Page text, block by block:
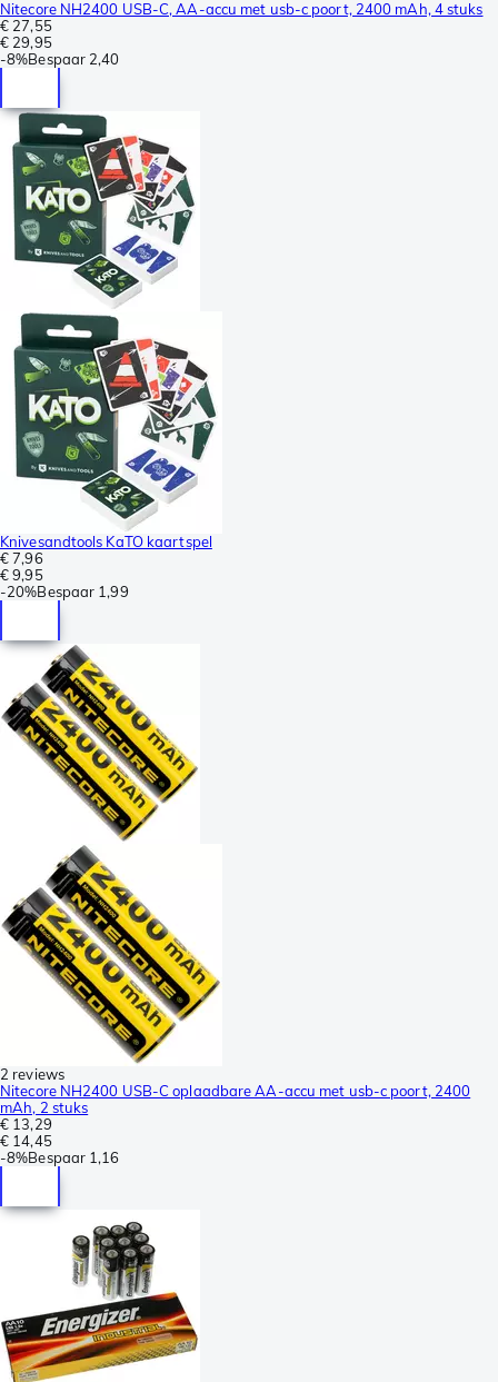
Nitecore NH2400 USB-C, AA-accu met usb-c poort, 2400 mAh, 4 stuks
€ 27,55
€ 29,95
-8%Bespaar 2,40
Knivesandtools KaTO kaartspel
€ 7,96
€ 9,95
-20%Bespaar 1,99
2 reviews
Nitecore NH2400 USB-C oplaadbare AA-accu met usb-c poort, 2400
mAh, 2 stuks
€ 13,29
€ 14,45
-8%Bespaar 1,16